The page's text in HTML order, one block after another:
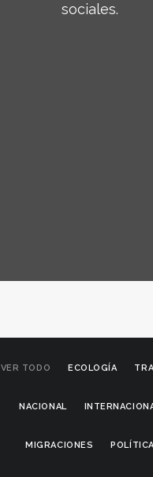
sociales.
VER TODO ECOLOGÍA
NACIONAL
MIGRACIONES